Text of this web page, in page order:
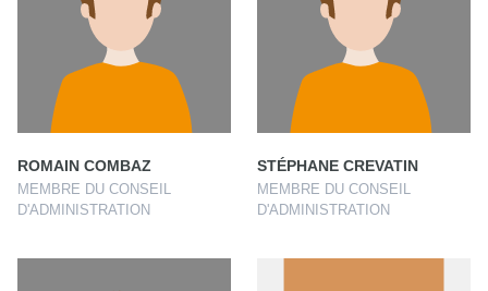
ROMAIN COMBAZ
MEMBRE DU CONSEIL
D'ADMINISTRATION
STÉPHANE CREVATIN
MEMBRE DU CONSEIL
D'ADMINISTRATION